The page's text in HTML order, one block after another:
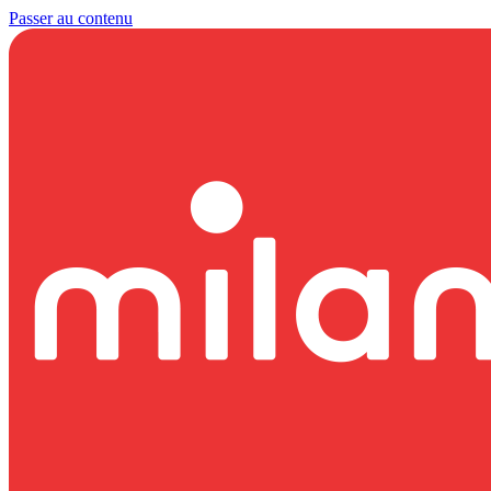
Passer au contenu